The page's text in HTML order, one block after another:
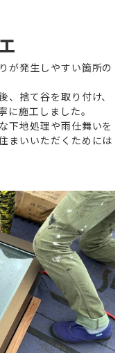
が発生しやすい箇所の
捨て谷を取り付け、
施工しました。
下地処理や雨仕舞いを
まいいただくためには